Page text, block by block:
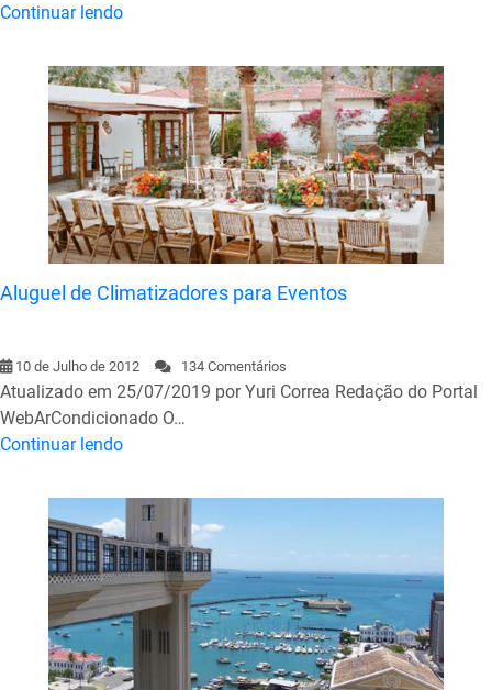
Continuar lendo
Aluguel de Climatizadores para Eventos
10 de Julho de 2012 134 Comentários
Atualizado em 25/07/2019 por Yuri Correa Redação do Portal
WebArCondicionado O…
Continuar lendo